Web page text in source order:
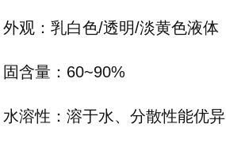
外观：乳白色/透明/淡黄色液体
固含量：60~90%
水溶性：溶于水、分散性能优异